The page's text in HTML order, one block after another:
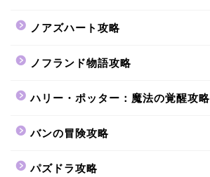
ノアズハート攻略
ノフランド物語攻略
ハリー・ポッター：魔法の覚醒攻略
バンの冒険攻略
パズドラ攻略